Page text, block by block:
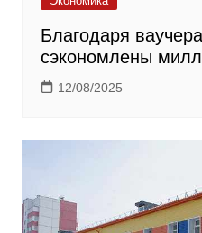
Благодаря
сэкономлены
12/08/2025